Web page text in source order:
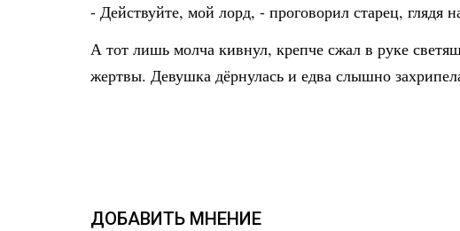
- Действуйте, мой лорд, - проговорил старец, глядя
А тот лишь молча кивнул, крепче сжал в руке
жертвы. Девушка дёрнулась и едва слышно
ДОБАВИТЬ МНЕНИЕ